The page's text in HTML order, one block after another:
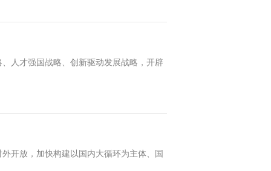
人才强国战略、创新驱动发展战略，开辟
开放，加快构建以国内大循环为主体、国